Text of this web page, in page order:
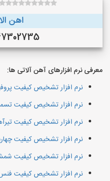
اهن
معرفی نرم افزارهای آهن آلاتی ها:
نرم افزار تشخیص کیفیت
نرم افزار تشخیص کیفیت
نرم افزار تشخیص کیفیت
نرم افزار تشخیص کیفیت
نرم افزار تشخیص کیفیت
نرم افزار تشخیص کیفیت